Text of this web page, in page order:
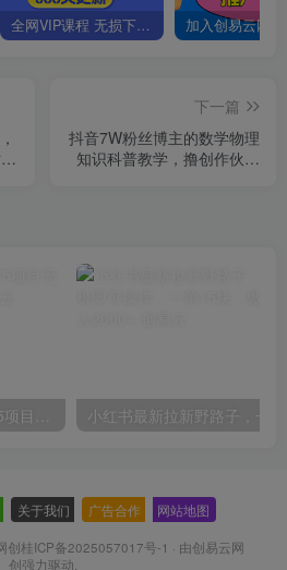
全网VIP课程 无损下载~
下一篇
抖音7W粉丝博主的数学物理
知识科普教学，撸创作伙伴
关于我们 广告合作 网站地图
创桂ICP备2025057017号-1 · 由创易云网
创强力驱动.